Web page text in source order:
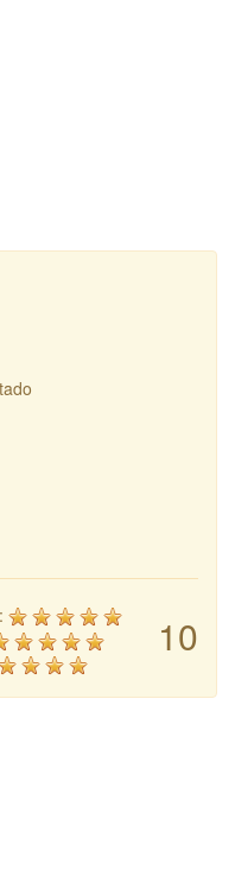
10